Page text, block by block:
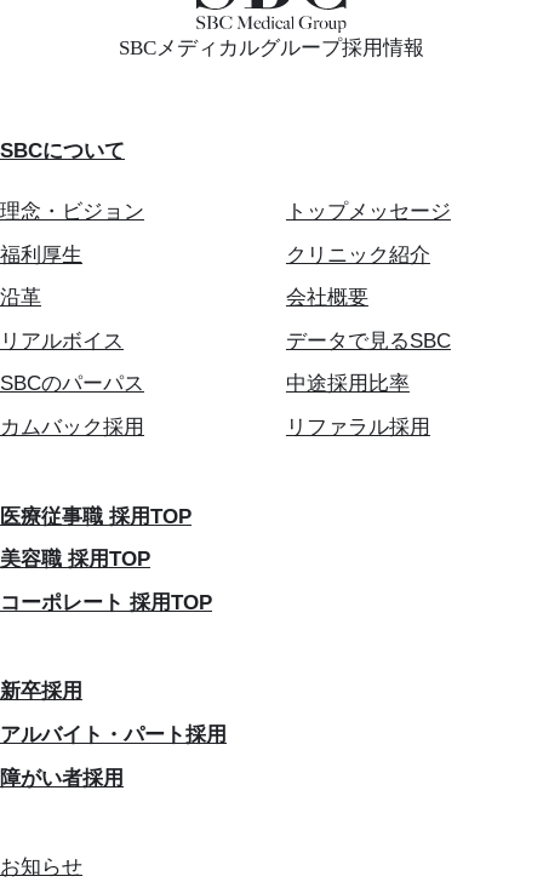
SBCメディカルグループ採用情報
SBCについて
理念・ビジョン
トップメッセージ
福利厚生
クリニック紹介
沿革
会社概要
リアルボイス
データで見るSBC
SBCのパーパス
中途採用比率
カムバック採用
リファラル採用
医療従事職 採用TOP
美容職 採用TOP
コーポレート 採用TOP
新卒採用
アルバイト・パート採用
障がい者採用
お知らせ